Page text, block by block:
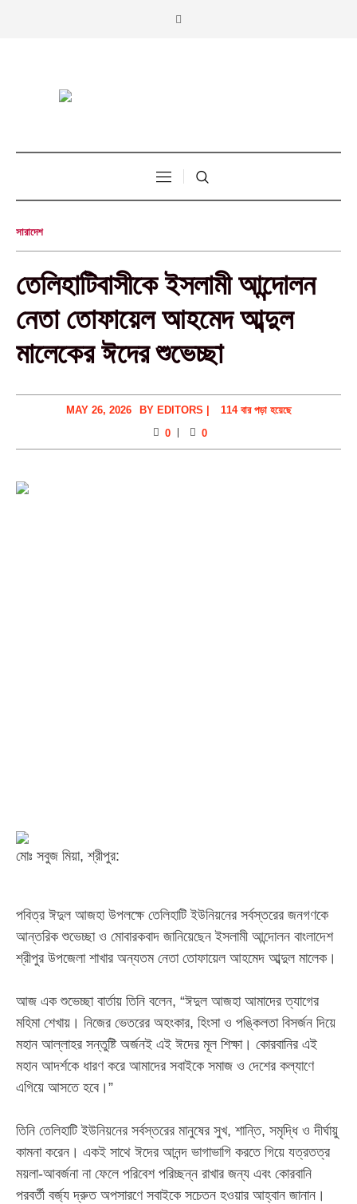
সারাদেশ
‎তেলিহাটিবাসীকে ইসলামী আন্দোলন
নেতা তোফায়েল আহমেদ আব্দুল
মালেকের ঈদের শুভেচ্ছা
MAY 26, 2026 BY EDITORS
114 বার পড়া হয়েছে
0
0
মোঃ সবুজ মিয়া, শ্রীপুর:
‎পবিত্র ঈদুল আজহা উপলক্ষে তেলিহাটি ইউনিয়নের সর্বস্তরের জনগণকে
আন্তরিক শুভেচ্ছা ও মোবারকবাদ জানিয়েছেন ইসলামী আন্দোলন বাংলাদেশ
শ্রীপুর উপজেলা শাখার অন্যতম নেতা তোফায়েল আহমেদ আব্দুল মালেক।
‎​আজ এক শুভেচ্ছা বার্তায় তিনি বলেন, “ঈদুল আজহা আমাদের ত্যাগের
মহিমা শেখায়। নিজের ভেতরের অহংকার, হিংসা ও পঙ্কিলতা বিসর্জন দিয়ে
মহান আল্লাহর সন্তুষ্টি অর্জনই এই ঈদের মূল শিক্ষা। কোরবানির এই
মহান আদর্শকে ধারণ করে আমাদের সবাইকে সমাজ ও দেশের কল্যাণে
এগিয়ে আসতে হবে।”
‎​তিনি তেলিহাটি ইউনিয়নের সর্বস্তরের মানুষের সুখ, শান্তি, সমৃদ্ধি ও দীর্ঘায়ু
কামনা করেন। একই সাথে ঈদের আনন্দ ভাগাভাগি করতে গিয়ে যত্রতত্র
ময়লা-আবর্জনা না ফেলে পরিবেশ পরিচ্ছন্ন রাখার জন্য এবং কোরবানি
পরবর্তী বর্জ্য দ্রুত অপসারণে সবাইকে সচেতন হওয়ার আহ্বান জানান।